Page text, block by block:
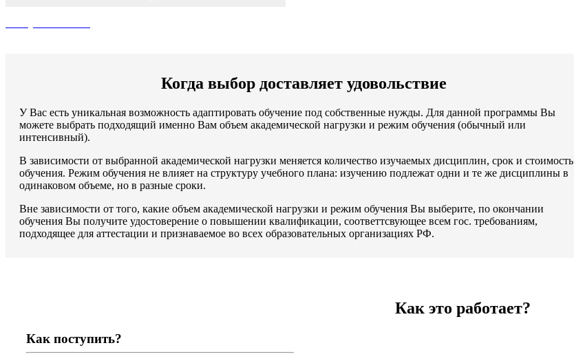
Когда выбор доставляет удовольствие
У Вас есть уникальная возможность адаптировать обучение под собственные нужды. Для данной программы Вы
можете выбрать подходящий именно Вам объем академической нагрузки и режим обучения (обычный или
интенсивный).
В зависимости от выбранной академической нагрузки меняется количество изучаемых дисциплин, срок и стоимость
обучения. Режим обучения не влияет на структуру учебного плана: изучению подлежат одни и те же дисциплины в
одинаковом объеме, но в разные сроки.
Вне зависимости от того, какие объем академической нагрузки и режим обучения Вы выберите, по окончании
обучения Вы получите удостоверение о повышении квалификации, соответтсвующее всем гос. требованиям,
подходящее для аттестации и признаваемое во всех образовательных организациях РФ.
Как это работает?
Как поступить?